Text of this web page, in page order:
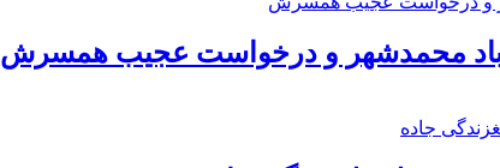
محمدشهر و درخواست عجیب همسرش